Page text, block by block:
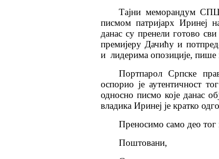
Тајни меморандум
писмом патријарх Иринеј
данас су пренели готово
премијеру Дачићу и
и лидерима опозиције,
Портпарол Српске
оспорио је аутентичност
односно писмо које данас
владика Иринеј је кратко
Преносимо само део тог
Поштовани,